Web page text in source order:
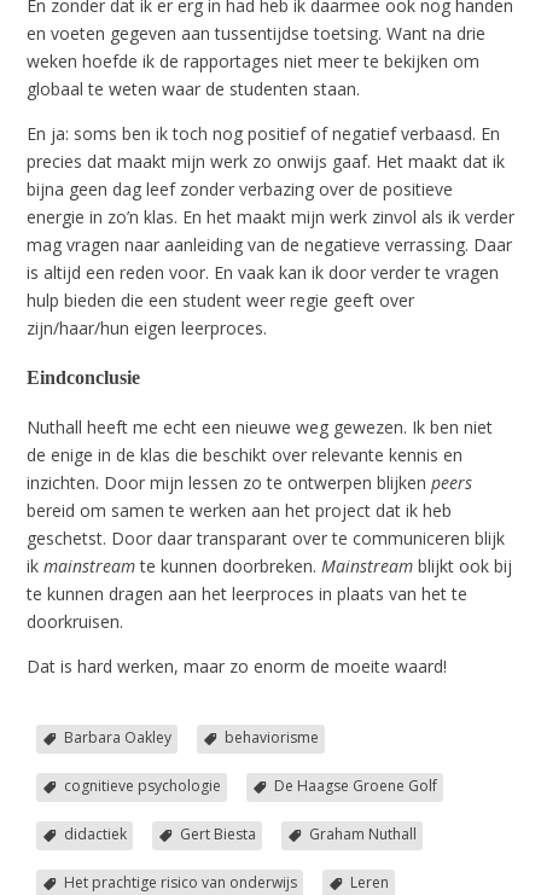
En zonder dat ik er erg in had heb ik daarmee ook nog handen
en voeten gegeven aan tussentijdse toetsing. Want na drie
weken hoefde ik de rapportages niet meer te bekijken om
globaal te weten waar de studenten staan.
En ja: soms ben ik toch nog positief of negatief verbaasd. En
precies dat maakt mijn werk zo onwijs gaaf. Het maakt dat ik
bijna geen dag leef zonder verbazing over de positieve
energie in zo’n klas. En het maakt mijn werk zinvol als ik verder
mag vragen naar aanleiding van de negatieve verrassing. Daar
is altijd een reden voor. En vaak kan ik door verder te vragen
hulp bieden die een student weer regie geeft over
zijn/haar/hun eigen leerproces.
Eindconclusie
Nuthall heeft me echt een nieuwe weg gewezen. Ik ben niet
de enige in de klas die beschikt over relevante kennis en
inzichten. Door mijn lessen zo te ontwerpen blijken peers
bereid om samen te werken aan het project dat ik heb
geschetst. Door daar transparant over te communiceren blijk
ik mainstreamte kunnen doorbreken. Mainstreamblijkt ook bij
te kunnen dragen aan het leerproces in plaats van het te
doorkruisen.
Dat is hard werken, maar zo enorm de moeite waard!
Barbara Oakley behaviorisme
cognitieve psychologie De Haagse Groene Golf
didactiek Gert Biesta Graham Nuthall
Het prachtige risico van onderwijs Leren